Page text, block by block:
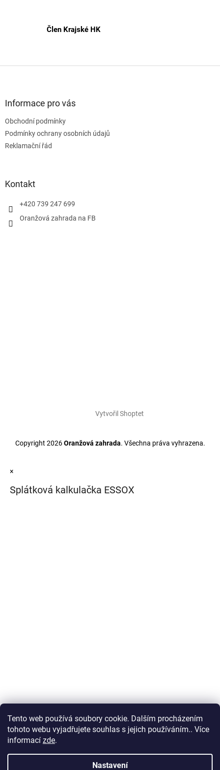
Tento web používá soubory cookie. Dalším procházením
tohoto webu vyjadřujete souhlas s jejich používáním.. Více
informací zde.
Nastavení
Člen Krajské HK
Informace pro vás
Obchodní podmínky
Podmínky ochrany osobních údajů
Reklamační řád
Kontakt
+420 739 247 699
Oranžová zahrada na FB
Vytvořil Shoptet
Copyright 2026Oranžová zahrada. Všechna práva vyhrazena.
×
Splátková kalkulačka ESSOX